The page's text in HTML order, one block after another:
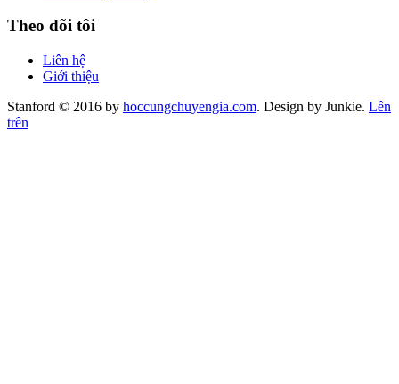
Theo dõi tôi
Liên hệ
Giới thiệu
Stanford © 2016 by hoccungchuyengia.com. Design by Junkie. Lên
trên